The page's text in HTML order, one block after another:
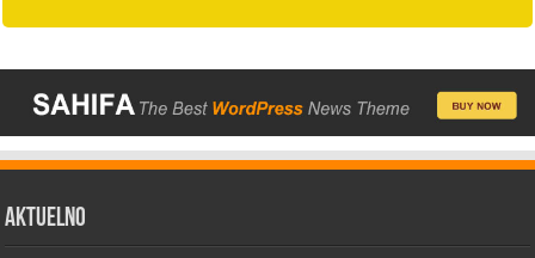
AKTUELNO